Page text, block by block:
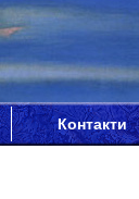
Контакти